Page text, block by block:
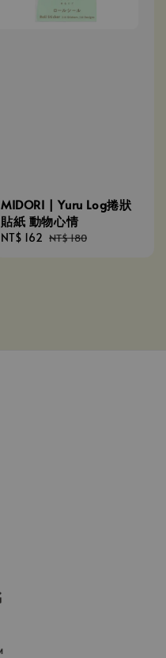
MIDORI | Yuru Log捲狀
貼紙 動物心情
Sale
NT$ 162 Regular
NT$ 180